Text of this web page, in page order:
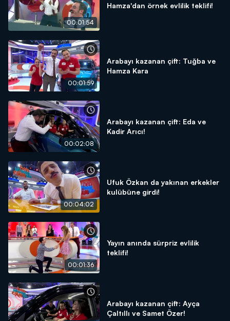
00:01:54
Hamza'dan örnek evlilik teklifi!
00:01:59
Arabayı kazanan çift: Tuğba ve
Hamza Kara
00:02:08
Arabayı kazanan çift: Eda ve
Kadir Arıcı!
00:04:02
Ufuk Özkan da yakınan erkekler
kulübüne girdi!
00:01:36
Yayın anında sürpriz evlilik
teklifi!
Arabayı kazanan çift: Ayça
Çaltıllı ve Samet Özer!